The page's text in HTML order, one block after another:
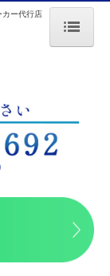
カー代行店